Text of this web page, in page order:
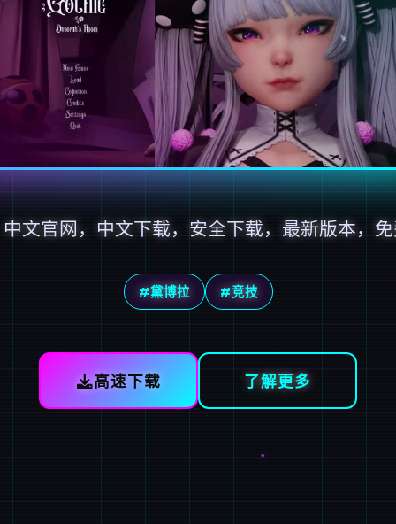
文官网，中文下载，安全下载，最新版本，
#黛博拉 #竞技
高速下载 了解更多